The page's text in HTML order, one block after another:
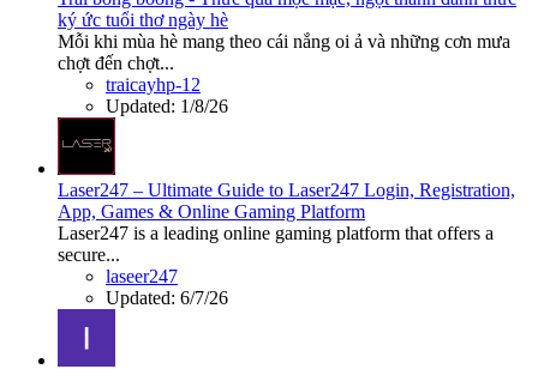
ký ức tuổi thơ ngày hè
Mỗi khi mùa hè mang theo cái nắng oi ả và những cơn mưa
chợt đến chợt...
traicayhp-12
Updated: 1/8/26
Laser247 – Ultimate Guide to Laser247 Login, Registration,
App, Games & Online Gaming Platform
Laser247 is a leading online gaming platform that offers a
secure...
laseer247
Updated: 6/7/26